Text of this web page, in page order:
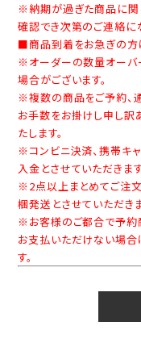
※納期が過ぎた商品に関
確認でき次第のご連絡に
■商品到着をお急ぎの方
※オーダーの数量オーバ
場合がございます。
※複数の商品をご予約、
お手数をお掛けし申し訳
たします。
※コンビニ決済、携帯キ
入金とさせていただきます
※2点以上まとめてご注
梱発送とさせていただきま
※お客様のご都合で予約
お支払いただけない場
す。